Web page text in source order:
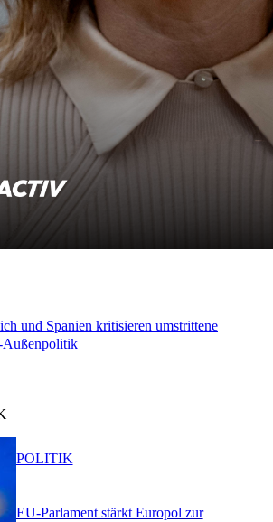
und Spanien kritisieren umstrittene
Außenpolitik
EU-Parlament stärkt Europol zur
POLITIK